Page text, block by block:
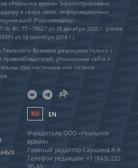
«Реальное время» Зарегистрировано
в сфере связи, информационных
(Роскомнадзор) –
ФС 77 - 79627 от 18 декабря 2020 г. (ранее
от 18 сентября 2014 г.)
Реального Времени разрешено только с
правообладателей, упоминание сайта и
при частичном или полном
RU EN
Учредитель ООО «Реальное
время»
Главный редактор Саушина А.А.
Телефон редакции: +7 (843) 222-